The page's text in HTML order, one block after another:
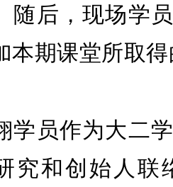
随后，现场学
本期课堂所取
学员作为大二
究和创始人联